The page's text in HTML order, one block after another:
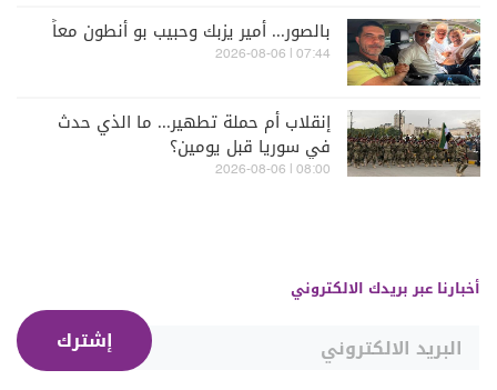
بالصور... أمير يزبك وحبيب بو أنطون معاً
07:44 | 2026-08-06
إنقلاب أم حملة تطهير... ما الذي حدث
في سوريا قبل يومين؟
08:00 | 2026-08-06
أخبارنا عبر بريدك الالكتروني
إشترك